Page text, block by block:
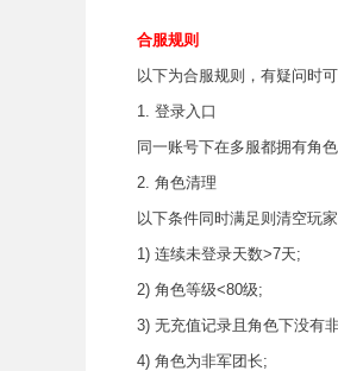
合服规则
以下为合服规则，有疑问时可
1. 登录入口
同一账号下在多服都拥有角色
2. 角色清理
以下条件同时满足则清空玩家
1) 连续未登录天数>7天;
2) 角色等级<80级;
3) 无充值记录且角色下没有非
4) 角色为非军团长;